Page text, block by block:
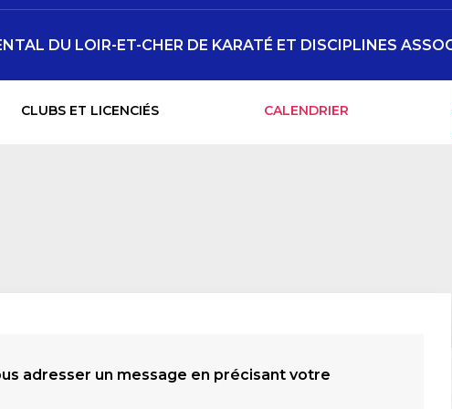
CLUBS ET LICENCIÉS CALENDRIER
DU LOIR-ET-CHER DE KARATÉ ET DISCIPLINES
adresser un message en précisant votre